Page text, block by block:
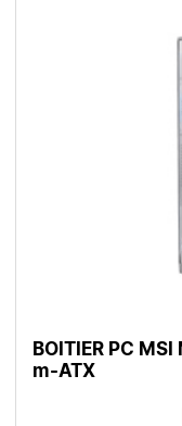
BOITIER PC
m-ATX